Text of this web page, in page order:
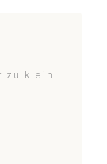
klein.